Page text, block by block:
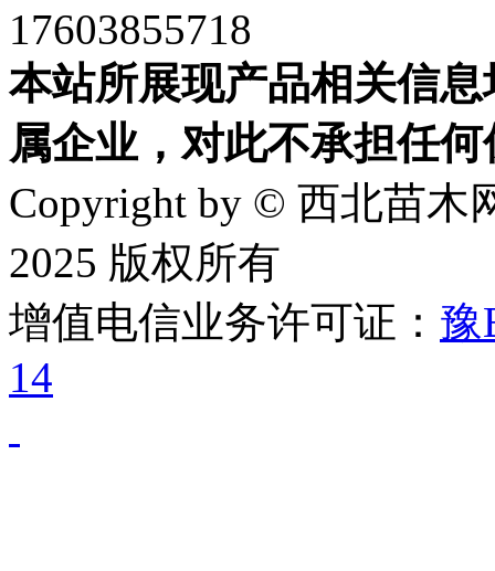
17603855718
本站所展现产品相关信
属企业，对此不承担任
Copyright by © 西北苗木
2025 版权所有
增值电信业务许可证： 豫
14